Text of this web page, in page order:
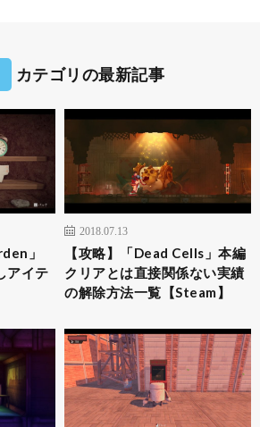
カテゴリの最新記事
」
アイテ
2018.07.13
【攻略】「Dead Cells」本編
クリアとは直接関係ない実績
の解除方法一覧【Steam】